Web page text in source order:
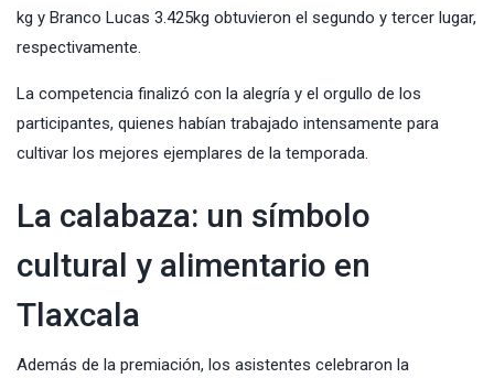
kg y Branco Lucas 3.425kg obtuvieron el segundo y tercer lugar,
respectivamente.
La competencia finalizó con la alegría y el orgullo de los
participantes, quienes habían trabajado intensamente para
cultivar los mejores ejemplares de la temporada.
La calabaza: un símbolo
cultural y alimentario en
Tlaxcala
Además de la premiación, los asistentes celebraron la